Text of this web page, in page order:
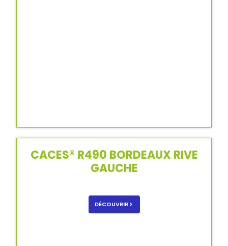
CACES® R490 BORDEAUX RIVE
GAUCHE
DÉCOUVRIR